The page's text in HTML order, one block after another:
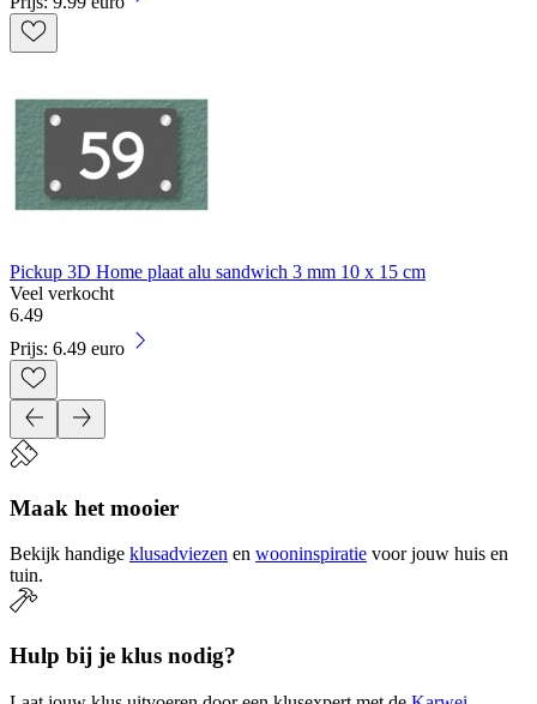
Pickup 3D Home plaat alu sandwich 3 mm 10 x 15 cm
Veel verkocht
6.49
Prijs: 6.49 euro
Maak het mooier
Bekijk handige klusadviezen en wooninspiratie voor jouw huis en
tuin.
Hulp bij je klus nodig?